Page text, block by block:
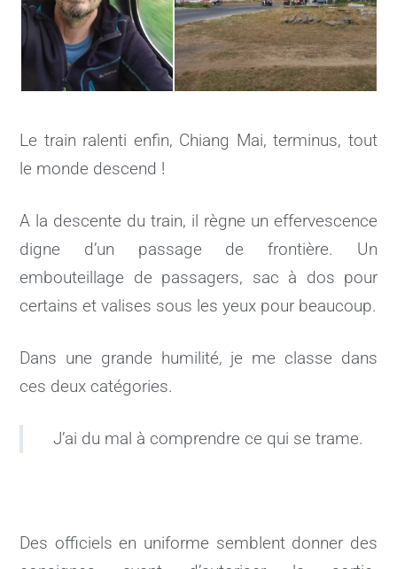
Le train ralenti enfin, Chiang Mai, terminus, tout
le monde descend !
A la descente du train, il règne un effervescence
digne d’un passage de frontière. Un
embouteillage de passagers, sac à dos pour
certains et valises sous les yeux pour beaucoup.
Dans une grande humilité, je me classe dans
ces deux catégories.
J’ai du mal à comprendre ce qui se trame.
Des officiels en uniforme semblent donner des